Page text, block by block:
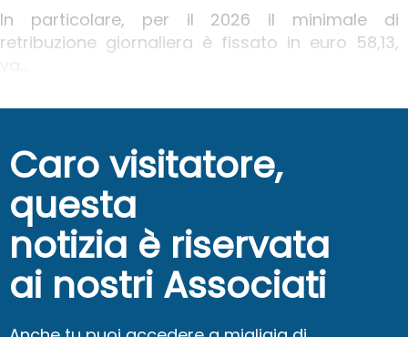
In particolare, per il 2026 il minimale di
retribuzione giornaliera è fissato in euro 58,13,
Caro visitatore,
questa
notizia è riservata
ai nostri Associati